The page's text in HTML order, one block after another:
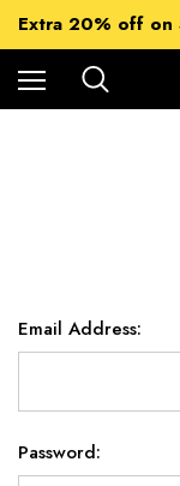
Free
15% off
Email Address:
Password: